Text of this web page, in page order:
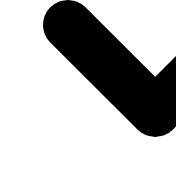
費用相場を見る